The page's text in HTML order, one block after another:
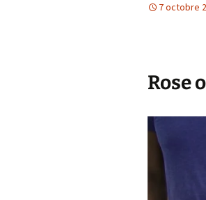
7 octobre
Rose